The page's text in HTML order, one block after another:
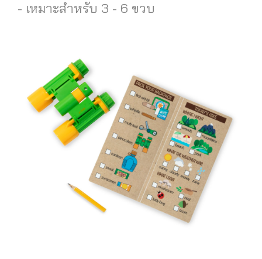
- เหมาะสำหรับ 3 - 6 ขวบ